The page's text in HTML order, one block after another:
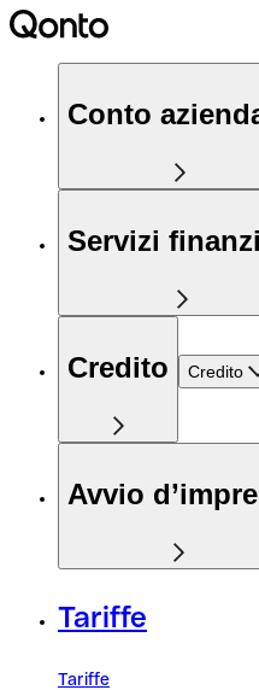
Conto
Servizi
Credito Credito
Avvio
Tariffe
Tariffe